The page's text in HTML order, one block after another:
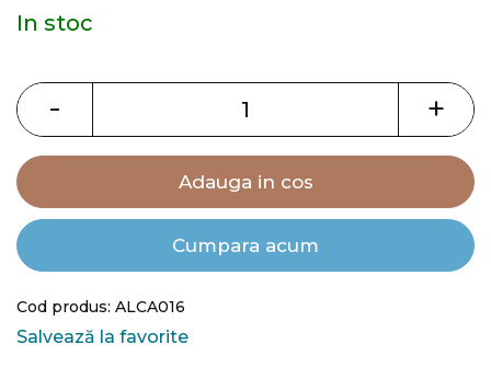
beginning
images
gallery
In stoc
- +
Adauga in cos
Cumpara acum
Cod produs: ALCA016
Salvează la favorite